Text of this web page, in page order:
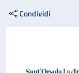
Condividi